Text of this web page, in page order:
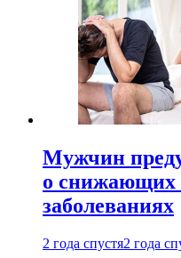
Мужчин
о снижающих
заболеваниях
2 года спустя2 года